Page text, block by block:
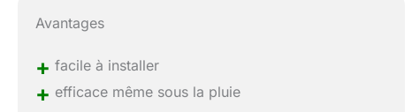
Avantages
+ facile à installer
+ efficace même sous la pluie